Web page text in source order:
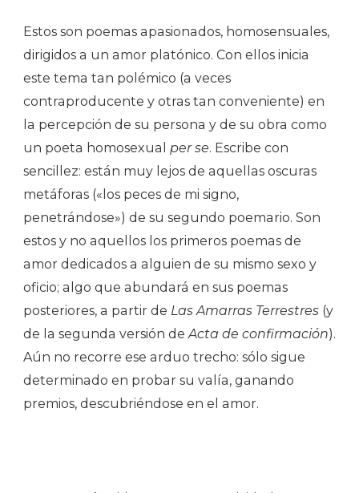
Estos son poemas apasionados, homosensuales,
dirigidos a un amor platónico. Con ellos inicia
este tema tan polémico (a veces
contraproducente y otras tan conveniente) en
la percepción de su persona y de su obra como
un poeta homosexual per se. Escribe con
sencillez: están muy lejos de aquellas oscuras
metáforas («los peces de mi signo,
penetrándose») de su segundo poemario. Son
estos y no aquellos los primeros poemas de
amor dedicados a alguien de su mismo sexo y
oficio; algo que abundará en sus poemas
posteriores, a partir de Las Amarras Terrestres (y
de la segunda versión deActa de confirmación).
Aún no recorre ese arduo trecho: sólo sigue
determinado en probar su valía, ganando
premios, descubriéndose en el amor.